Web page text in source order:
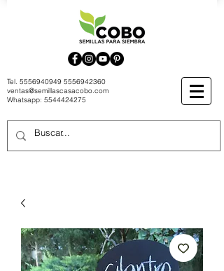
Tel. 5556940949 5556942360
ventas@semillascasacobo.com
Whatsapp: 5544424275